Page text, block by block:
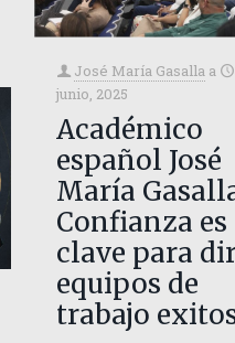
José María Gasalla a
junio, 2025
Académico
español José
María
Confianza es
clave para
equipos de
trabajo